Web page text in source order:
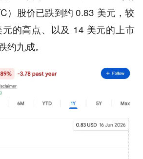
）股价已跌到约 0.83 美元，较
的高点、以及 14 美元的上市
约九成。